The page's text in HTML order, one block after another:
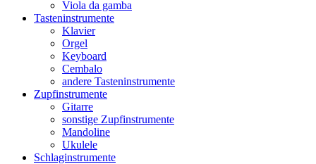
Viola da gamba
Tasteninstrumente
Klavier
Orgel
Keyboard
Cembalo
andere Tasteninstrumente
Zupfinstrumente
Gitarre
sonstige Zupfinstrumente
Mandoline
Ukulele
Schlaginstrumente